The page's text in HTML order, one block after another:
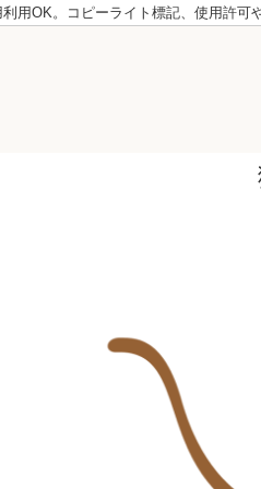
用OK。コピーライト標記、使用許可